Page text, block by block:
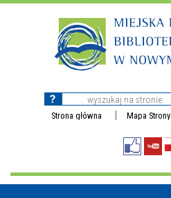
Strona główna Mapa Strony